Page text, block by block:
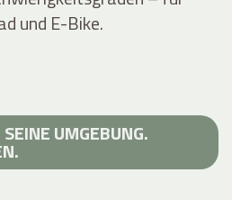
und E-Bike.
UMGEBUNG.